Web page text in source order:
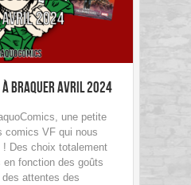
à braquer Avril 2024
une petite
comics VF qui nous
! Des choix totalement
fonction des goûts
attentes des